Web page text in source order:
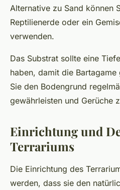
Alternative zu Sand können
Reptilienerde oder ein
verwenden.
Das Substrat sollte eine
haben, damit die
Sie den Bodengrund
gewährleisten und Gerüche
Einrichtung und
Terrariums
Die Einrichtung des
werden, dass sie den